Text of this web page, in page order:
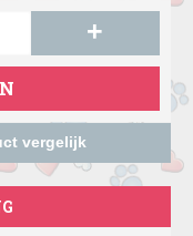
+
vergelijk